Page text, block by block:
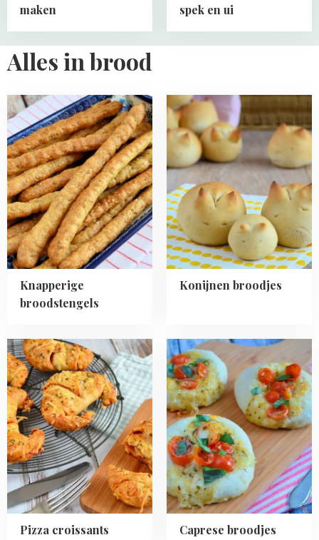
maken
spek en ui
Alles in brood
Knapperige
broodstengels
Read
more
about
Knapperige
broodstengels
Konijnen broodjes
Read
more
about
Konijnen
broodjes
Pizza croissants
Read
more
about
Pizza
croissants
Caprese broodjes
Read
more
about
Caprese
broodjes